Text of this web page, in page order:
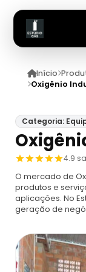
Início
Produtos
Proteção
Confinado
Máscara
Cilindro De
Cilindro De
Cilindro De
Ar
Ar
Início
Oxigênio
Categoria:
4.9
O mercado de
produtos e
aplicações. No
geração de